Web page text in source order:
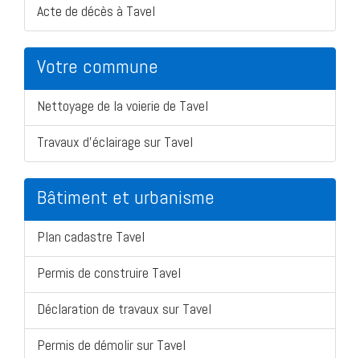
Acte de décès à Tavel
Votre commune
Nettoyage de la voierie de Tavel
Travaux d'éclairage sur Tavel
Bâtiment et urbanisme
Plan cadastre Tavel
Permis de construire Tavel
Déclaration de travaux sur Tavel
Permis de démolir sur Tavel